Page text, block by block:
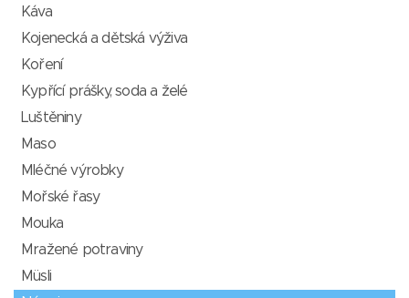
Káva
Kojenecká a dětská výživa
Koření
Kypřící prášky, soda a želé
Luštěniny
Maso
Mléčné výrobky
Mořské řasy
Mouka
Mražené potraviny
Müsli